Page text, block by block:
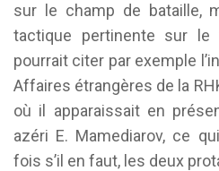
sur le champ de bataille,
tactique pertinente sur le
pourrait citer par exemple
Affaires étrangères de la
où il apparaissait en
azéri E. Mamediarov, ce
fois s’il en faut, les deux